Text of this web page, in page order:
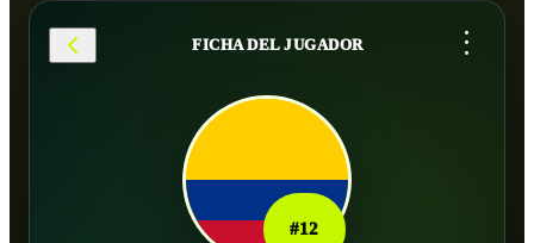
FICHA DEL JUGADOR ...
#12